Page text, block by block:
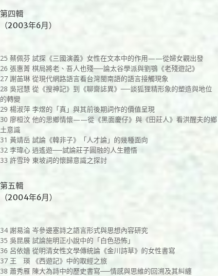
第四輯
（2003年6月）
25 蔡佩芬 試探《三國演義》女性在文本中的作用——從婦女觀出發
26 張惠菁 棋局將老、吾人也殘──論太谷學派與劉鶚《老殘遊記》
27 謝苖琳 從現代網路語言看台灣閩南語的語言接觸現象
28 吳冠慧 從《搜神記》到《聊齋誌異》──談狐狸精形象的塑造與地位
的轉變
29 楊淑萍 李煜的「真」與其前後期詞作的價值呈現
30 廖桓汶 他的思鄉情懷——從《黑面慶仔》與《田莊人》看洪醒夫的鄉
土意識
31 黃靖岳 試論《韓非子》「人才論」的幾種面向
32 李瑋心 逍遙遊──試論莊子圓融的人生體悟
33 許雪玲 東坡詞的懷歸意識之探討
第五輯
（2004年6月）
34 謝易淪 岑參邊塞詩之語言形式與思想內容研究
35 吳昆展 試論施明正小說中的「白色恐怖」
36 呂依嬙 從明清女性文學傳統論《金川詩草》的女性書寫
37 王 瑛 《西遊記》中的取經之旅
38 蕭秀雁 陳大為詩中的歷史書寫──情感與思維的回溯及其糾纏